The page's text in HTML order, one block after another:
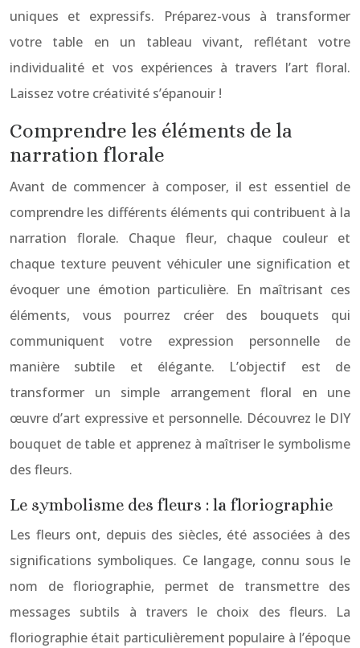
uniques et expressifs. Préparez-vous à transformer
votre table en un tableau vivant, reflétant votre
individualité et vos expériences à travers l’art floral.
Laissez votre créativité s’épanouir !
Comprendre les éléments de la
narration florale
Avant de commencer à composer, il est essentiel de
comprendre les différents éléments qui contribuent à la
narration florale. Chaque fleur, chaque couleur et
chaque texture peuvent véhiculer une signification et
évoquer une émotion particulière. En maîtrisant ces
éléments, vous pourrez créer des bouquets qui
communiquent votre expression personnelle de
manière subtile et élégante. L’objectif est de
transformer un simple arrangement floral en une
œuvre d’art expressive et personnelle. Découvrez le DIY
bouquet de table et apprenez à maîtriser le symbolisme
des fleurs.
Le symbolisme des fleurs : la floriographie
Les fleurs ont, depuis des siècles, été associées à des
significations symboliques. Ce langage, connu sous le
nom de floriographie, permet de transmettre des
messages subtils à travers le choix des fleurs. La
floriographie était particulièrement populaire à l’époque